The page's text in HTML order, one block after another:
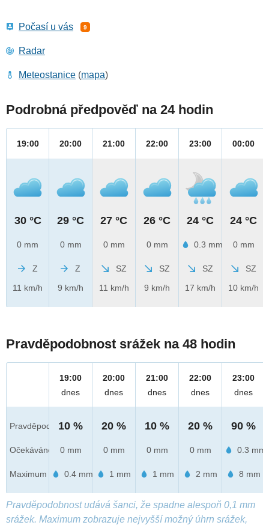
Počasí u vás 9
Radar
Meteostanice (mapa)
Podrobná předpověď na 24 hodin
19:00
30 °C
0 mm
Z
11 km/h
20:00
29 °C
0 mm
Z
9 km/h
21:00
27 °C
0 mm
SZ
11 km/h
22:00
26 °C
0 mm
SZ
9 km/h
23:00
24 °C
0.3 mm
SZ
17 km/h
00:00
24 °C
0 mm
SZ
10 km/h
Pravděpodobnost srážek na 48 hodin
Pravděpod.
Očekáváno
Maximum
19:00
dnes
10 %
0 mm
0.4 mm
20:00
dnes
20 %
0 mm
1 mm
21:00
dnes
10 %
0 mm
1 mm
22:00
dnes
20 %
0 mm
2 mm
23:00
dnes
90 %
0.3 mm
8 mm
Pravděpodobnost udává šanci, že spadne alespoň 0,1 mm
srážek. Maximum zobrazuje nejvyšší možný úhrn srážek,